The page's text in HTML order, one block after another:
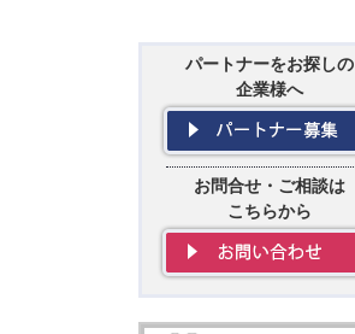
パートナーをお探しの
企業様へ
お問合せ・ご相談は
こちらから